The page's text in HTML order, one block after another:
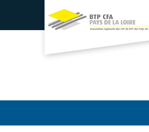
contenu
T
P